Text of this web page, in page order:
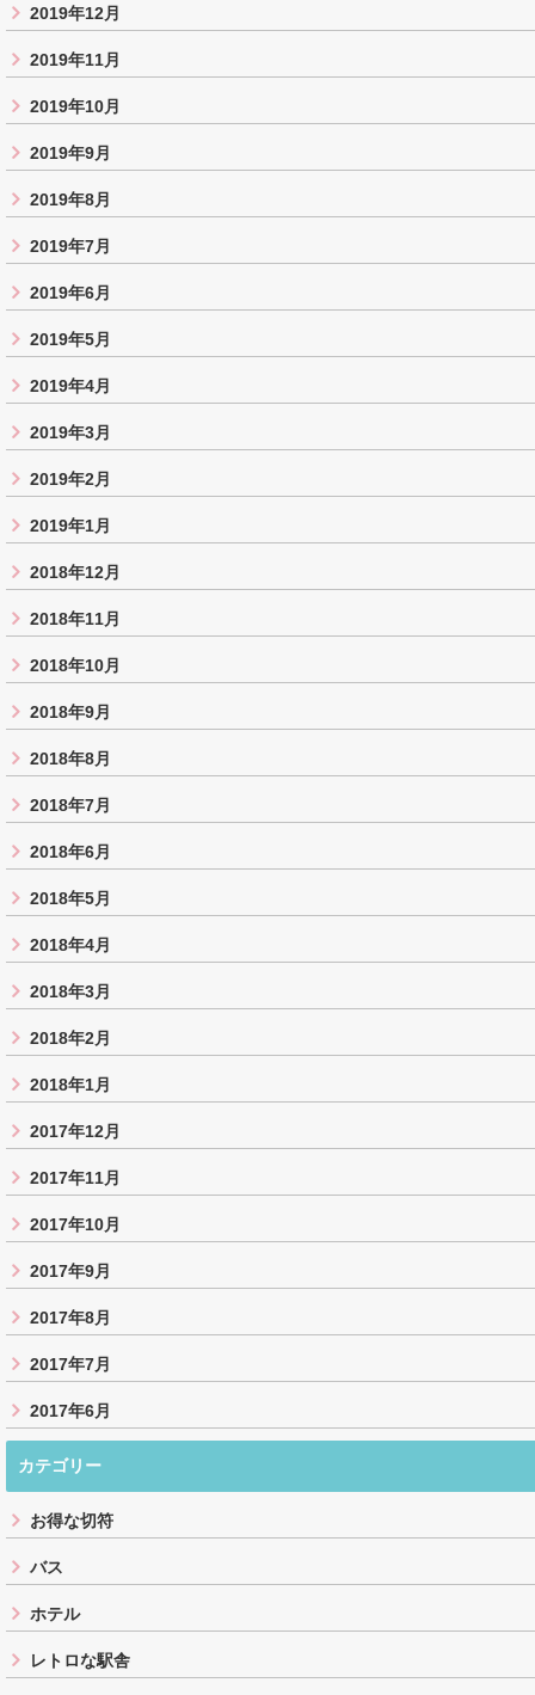
2019年12月
2019年11月
2019年10月
2019年9月
2019年8月
2019年7月
2019年6月
2019年5月
2019年4月
2019年3月
2019年2月
2019年1月
2018年12月
2018年11月
2018年10月
2018年9月
2018年8月
2018年7月
2018年6月
2018年5月
2018年4月
2018年3月
2018年2月
2018年1月
2017年12月
2017年11月
2017年10月
2017年9月
2017年8月
2017年7月
2017年6月
カテゴリー
お得な切符
バス
ホテル
レトロな駅舎